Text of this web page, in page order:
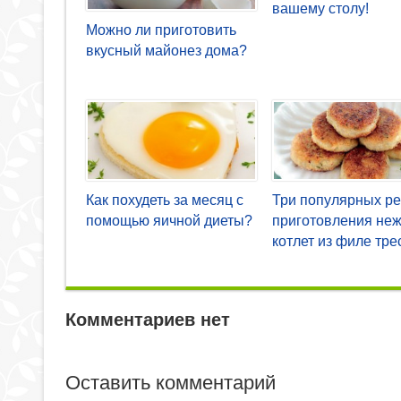
Можно ли приготовить
вкусный майонез дома?
вашему столу!
Как похудеть за месяц с
помощью яичной диеты?
Три популярных
приготовления
котлет из филе
Комментариев нет
Оставить комментарий